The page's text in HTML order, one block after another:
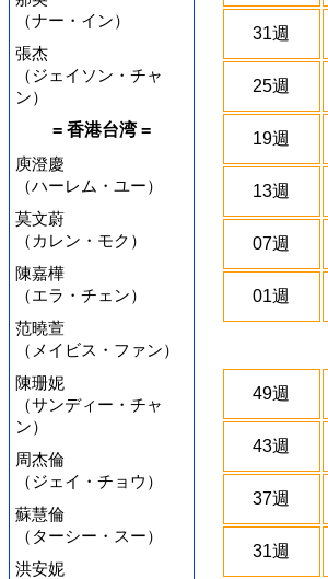
（ナー・イン）
張杰
（ジェイソン・チャ
ン）
= 香港台湾 =
庾澄慶
（ハーレム・ユー）
莫文蔚
（カレン・モク）
陳嘉樺
（エラ・チェン）
范曉萱
（メイビス・ファン）
陳珊妮
（サンディー・チャ
ン）
周杰倫
（ジェイ・チョウ）
蘇慧倫
（ターシー・スー）
洪安妮
31週
25週
19週
13週
07週
01週
49週
43週
37週
31週